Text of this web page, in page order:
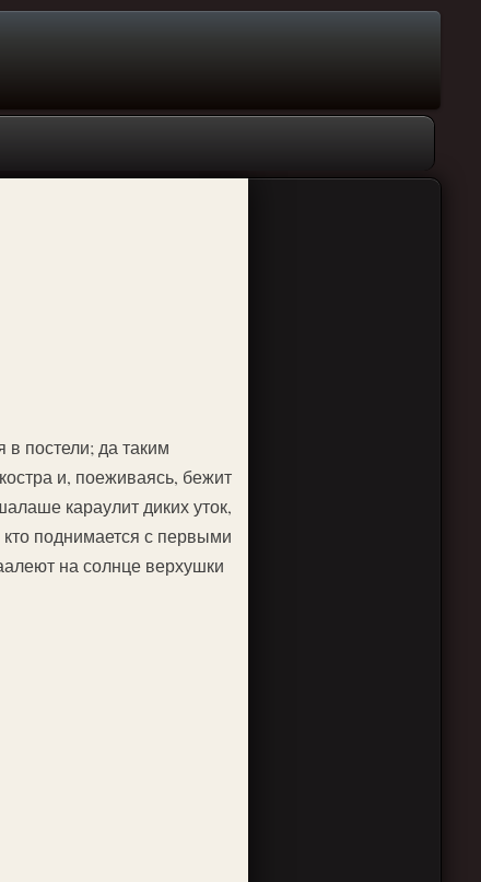
в постели; да таким
и, поеживаясь, бежит
караулит диких уток,
кто поднимается с первыми
на солнце верхушки